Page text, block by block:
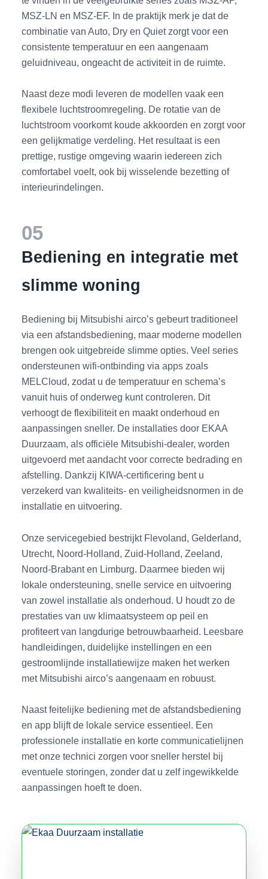
MSZ-LN en MSZ-EF. In de praktijk merk je dat de
combinatie van Auto, Dry en Quiet zorgt voor een
consistente temperatuur en een aangenaam
geluidniveau, ongeacht de activiteit in de ruimte.
Naast deze modi leveren de modellen vaak een
flexibele luchtstroomregeling. De rotatie van de
luchtstroom voorkomt koude akkoorden en zorgt voor
een gelijkmatige verdeling. Het resultaat is een
prettige, rustige omgeving waarin iedereen zich
comfortabel voelt, ook bij wisselende bezetting of
interieurindelingen.
05
Bediening en integratie met
slimme woning
Bediening bij Mitsubishi airco’s gebeurt traditioneel
via een afstandsbediening, maar moderne modellen
brengen ook uitgebreide slimme opties. Veel series
ondersteunen wifi-ontbinding via apps zoals
MELCloud, zodat u de temperatuur en schema’s
vanuit huis of onderweg kunt controleren. Dit
verhoogt de flexibiliteit en maakt onderhoud en
aanpassingen sneller. De installaties door EKAA
Duurzaam, als officiële Mitsubishi-dealer, worden
uitgevoerd met aandacht voor correcte bedrading en
afstelling. Dankzij KIWA-certificering bent u
verzekerd van kwaliteits- en veiligheidsnormen in de
installatie en uitvoering.
Onze servicegebied bestrijkt Flevoland, Gelderland,
Utrecht, Noord-Holland, Zuid-Holland, Zeeland,
Noord-Brabant en Limburg. Daarmee bieden wij
lokale ondersteuning, snelle service en uitvoering
van zowel installatie als onderhoud. U houdt zo de
prestaties van uw klimaatsysteem op peil en
profiteert van langdurige betrouwbaarheid. Leesbare
handleidingen, duidelijke instellingen en een
gestroomlijnde installatiewijze maken het werken
met Mitsubishi airco’s aangenaam en robuust.
Naast feitelijke bediening met de afstandsbediening
en app blijft de lokale service essentieel. Een
professionele installatie en korte communicatielijnen
met onze technici zorgen voor sneller herstel bij
eventuele storingen, zonder dat u zelf ingewikkelde
aanpassingen hoeft te doen.